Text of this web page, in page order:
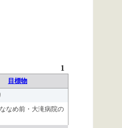
1
目標物
なめ前・大滝病院の